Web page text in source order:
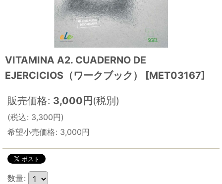
VITAMINA A2. CUADERNO DE
EJERCICIOS（ワークブック）
[MET03167]
販売価格: 3,000 円 (税別)
(税込: 3,300円)
希望小売価格: 3,000円
数量: